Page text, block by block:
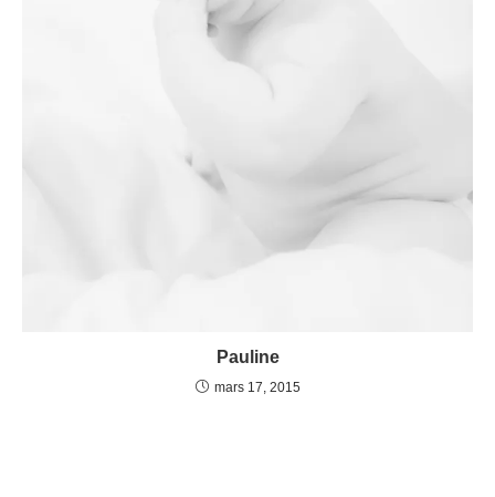
Pauline
mars 17, 2015